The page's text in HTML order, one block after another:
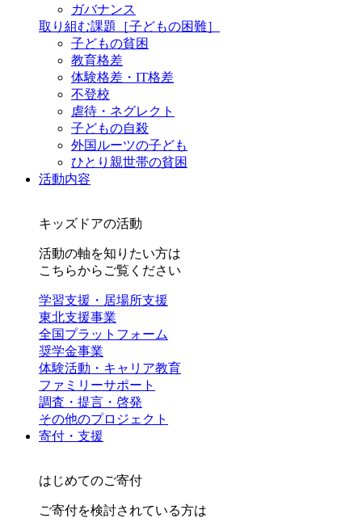
ガバナンス
取り組む課題
［子どもの困難］
子どもの貧困
教育格差
体験格差・IT格差
不登校
虐待・ネグレクト
子どもの自殺
外国ルーツの子ども
ひとり親世帯の貧困
活動内容
キッズドアの活動
活動の軸を知りたい方は
こちらからご覧ください
学習支援・居場所支援
東北支援事業
全国プラットフォーム
奨学金事業
体験活動・キャリア教育
ファミリーサポート
調査・提言・啓発
その他のプロジェクト
寄付・支援
はじめてのご寄付
ご寄付を検討されている方は